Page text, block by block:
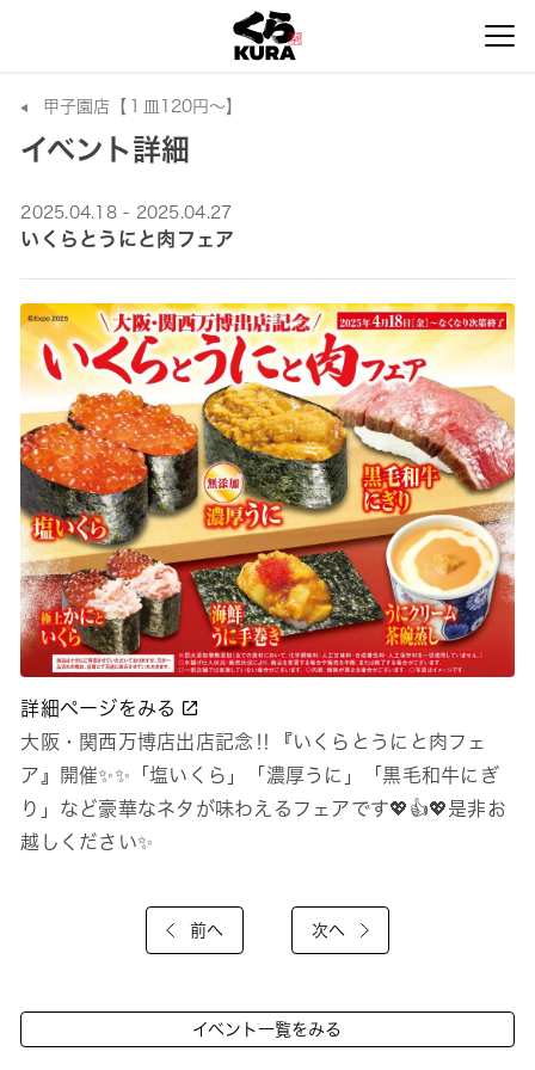
甲子園店【１皿120円～】
イベント詳細
2025.04.18 - 2025.04.27
いくらとうにと肉フェア
詳細ページをみる
大阪・関西万博店出店記念‼『いくらとうにと肉フェ
ア』開催✨✨「塩いくら」「濃厚うに」「黒毛和牛にぎ
り」など豪華なネタが味わえるフェアです💖👍💖是非お
越しください✨
前へ 次へ
イベント一覧をみる